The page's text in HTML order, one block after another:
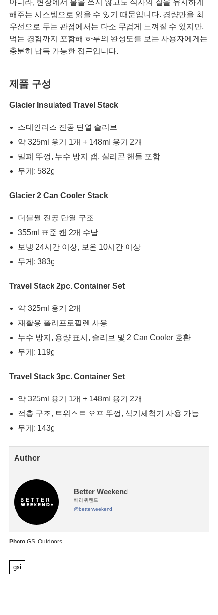
아니라, 현장에서 불을 쓰지 않고도 식사의 질을 유지하게
해주는 시스템으로 읽을 수 있기 때문입니다. 경량만을 최
우선으로 두는 관점에서는 다소 무겁게 느껴질 수 있지만,
먹는 경험까지 포함해 하루의 완성도를 보는 사용자에게는
충분히 납득 가능한 접근입니다.
제품 구성
Glacier Insulated Travel Stack
스테인리스 진공 단열 슬리브
약 325ml 용기 1개 + 148ml 용기 2개
밀폐 뚜껑, 누수 방지 캡, 실리콘 핸들 포함
무게: 582g
Glacier 2 Can Cooler Stack
더블월 진공 단열 구조
355ml 표준 캔 2개 수납
보냉 24시간 이상, 보온 10시간 이상
무게: 383g
Travel Stack 2pc. Container Set
약 325ml 용기 2개
재활용 폴리프로필렌 사용
누수 방지, 용량 표시, 슬리브 및 2 Can Cooler 호환
무게: 119g
Travel Stack 3pc. Container Set
약 325ml 용기 1개 + 148ml 용기 2개
적층 구조, 트위스트 오프 뚜껑, 식기세척기 사용 가능
무게: 143g
Author
Better Weekend
베러위켄드
@betterweekend
PhotoGSI Outdoors
gsi